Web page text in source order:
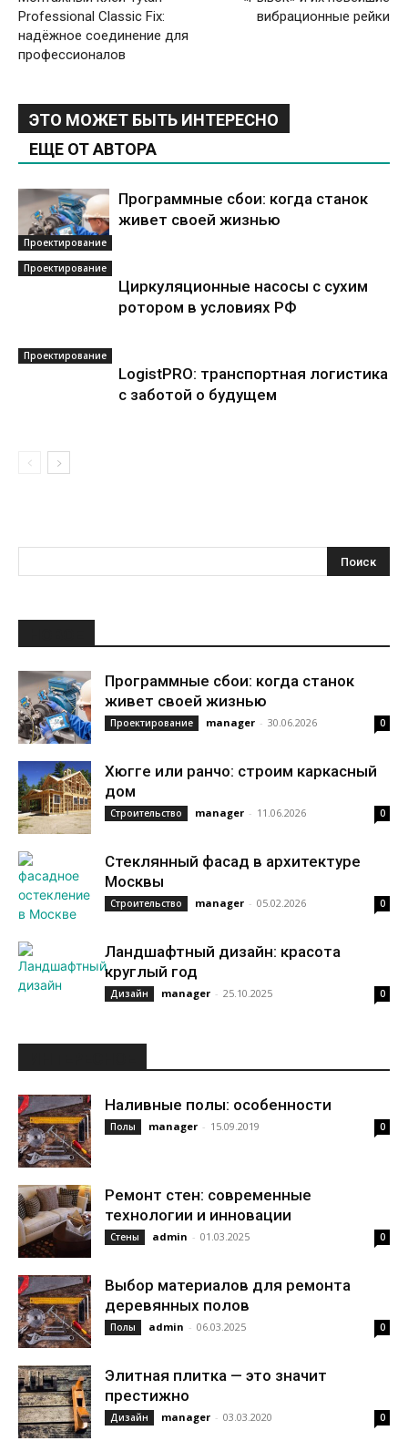
Professional Classic Fix:
надёжное соединение для
профессионалов
вибрационные рейки
ЭТО МОЖЕТ БЫТЬ ИНТЕРЕСНО
ЕЩЕ ОТ АВТОРА
Проектирование
Программные сбои: когда станок
живет своей жизнью
Проектирование
Циркуляционные насосы с сухим
ротором в условиях РФ
Проектирование
LogistPRO: транспортная логистика
с заботой о будущем
Программные сбои: когда станок
живет своей жизнью
Проектирование manager - 30.06.2026 0
Хюгге или ранчо: строим каркасный
дом
Строительство manager - 11.06.2026 0
Стеклянный фасад в архитектуре
Москвы
Строительство manager - 05.02.2026 0
Ландшафтный дизайн: красота
круглый год
Дизайн manager - 25.10.2025 0
Наливные полы: особенности
Полы manager - 15.09.2019 0
Ремонт стен: современные
технологии и инновации
Стены admin - 01.03.2025 0
Выбор материалов для ремонта
деревянных полов
Полы admin - 06.03.2025 0
Элитная плитка — это значит
престижно
Дизайн manager - 03.03.2020 0